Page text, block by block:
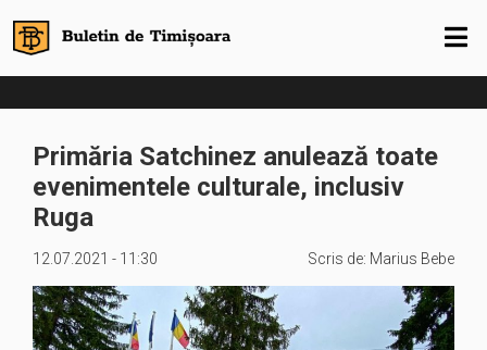
Primăria Satchinez anulează toate
evenimentele culturale, inclusiv
Ruga
12.07.2021 - 11:30 Scris de: Marius Bebe